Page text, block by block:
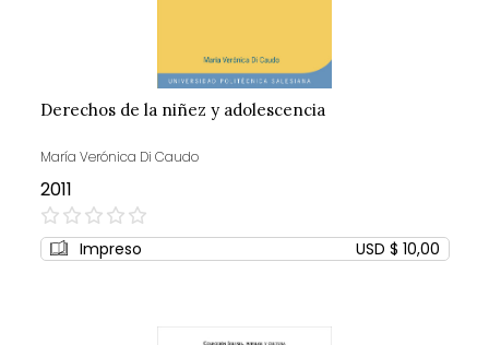
Derechos de la niñez y adolescencia
María Verónica Di Caudo
2011
0%
Impreso USD $ 10,00